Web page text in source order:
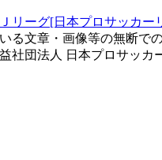
Ｊリーグ[日本プロサッカー
る文章・画像等の無断で
社団法人 日本プロサッカ